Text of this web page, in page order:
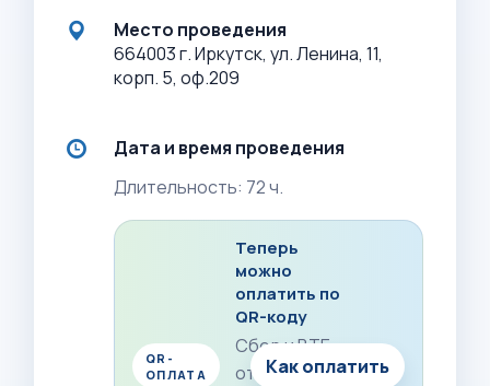
Место проведения
664003 г. Иркутск, ул. Ленина, 11,
корп. 5, оф.209
Дата и время проведения
Длительность: 72 ч.
QR-
ОПЛАТА
Теперь
можно
оплатить по
QR-коду
Сбер и ВТБ:
отсканируйте
Как оплатить